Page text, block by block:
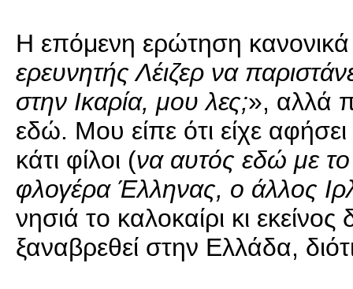
Η επόμενη ερώτηση
ερευνητής Λέιζερ να
στην Ικαρία, μου λες;», αλλά
εδώ. Μου είπε ότι είχε
κάτι φίλοι (να αυτός εδώ με το
φλογέρα Έλληνας, ο άλλος
νησιά το καλοκαίρι κι
ξαναβρεθεί στην Ελλάδα,